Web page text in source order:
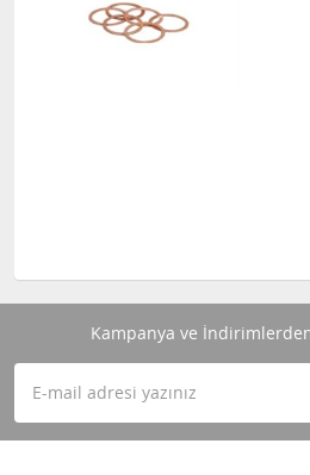
Kampanya ve